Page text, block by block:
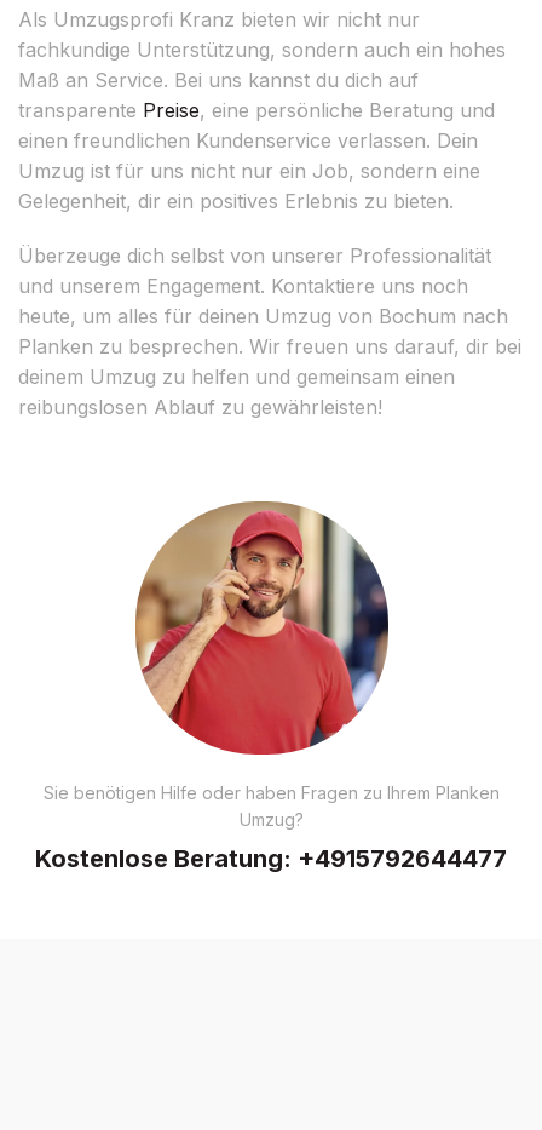
Als Umzugsprofi Kranz bieten wir nicht nur
fachkundige Unterstützung, sondern auch ein hohes
Maß an Service. Bei uns kannst du dich auf
transparente Preise, eine persönliche Beratung und
einen freundlichen Kundenservice verlassen. Dein
Umzug ist für uns nicht nur ein Job, sondern eine
Gelegenheit, dir ein positives Erlebnis zu bieten.
Überzeuge dich selbst von unserer Professionalität
und unserem Engagement. Kontaktiere uns noch
heute, um alles für deinen Umzug von Bochum nach
Planken zu besprechen. Wir freuen uns darauf, dir bei
deinem Umzug zu helfen und gemeinsam einen
reibungslosen Ablauf zu gewährleisten!
Sie benötigen Hilfe oder haben Fragen zu Ihrem Planken
Umzug?
Kostenlose Beratung: +4915792644477